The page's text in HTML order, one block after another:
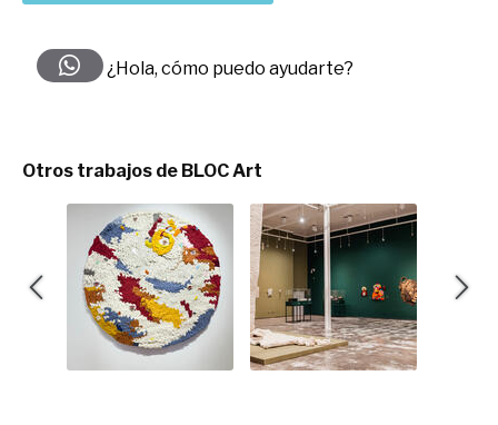
¿Hola, cómo puedo ayudarte?
Otros trabajos de BLOC Art